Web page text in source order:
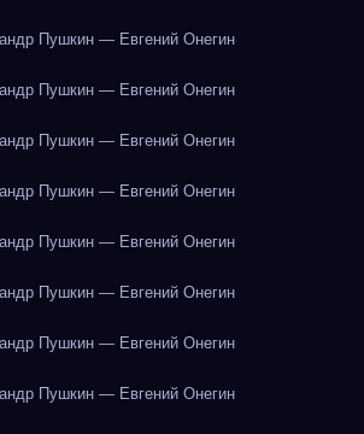
Пушкин — Евгений Онегин
Пушкин — Евгений Онегин
Пушкин — Евгений Онегин
Пушкин — Евгений Онегин
Пушкин — Евгений Онегин
Пушкин — Евгений Онегин
Пушкин — Евгений Онегин
Пушкин — Евгений Онегин